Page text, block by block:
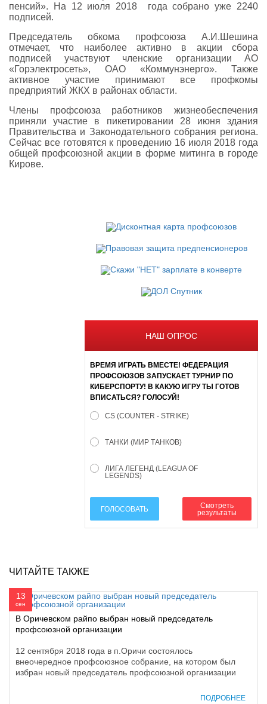
пенсий». На 12 июля 2018 года собрано уже 2240
подписей.
Председатель обкома профсоюза А.И.Шешина
отмечает, что наиболее активно в акции сбора
подписей участвуют членские организации АО
«Горэлектросеть», ОАО «Коммунэнерго». Также
активное участие принимают все профкомы
предприятий ЖКХ в районах области.
Члены профсоюза работников жизнеобеспечения
приняли участие в пикетировании 28 июня здания
Правительства и Законодательного собрания региона.
Сейчас все готовятся к проведению 16 июля 2018 года
общей профсоюзной акции в форме митинга в городе
Кирове.
НАШ ОПРОС
ВРЕМЯ ИГРАТЬ ВМЕСТЕ! ФЕДЕРАЦИЯ
ПРОФСОЮЗОВ ЗАПУСКАЕТ ТУРНИР ПО
КИБЕРСПОРТУ! В КАКУЮ ИГРУ ТЫ ГОТОВ
ВПИСАТЬСЯ? ГОЛОСУЙ!
CS (COUNTER - STRIKE)
ТАНКИ (МИР ТАНКОВ)
ЛИГА ЛЕГЕНД (LEAGUA OF
LEGENDS)
ГОЛОСОВАТЬ
Смотреть
результаты
ЧИТАЙТЕ ТАКЖЕ
13
сен
В Оричевском райпо выбран новый председатель
профсоюзной организации
12 сентября 2018 года в п.Оричи состоялось
внеочередное профсоюзное собрание, на котором был
избран новый председатель профсоюзной организации
ПОДРОБНЕЕ